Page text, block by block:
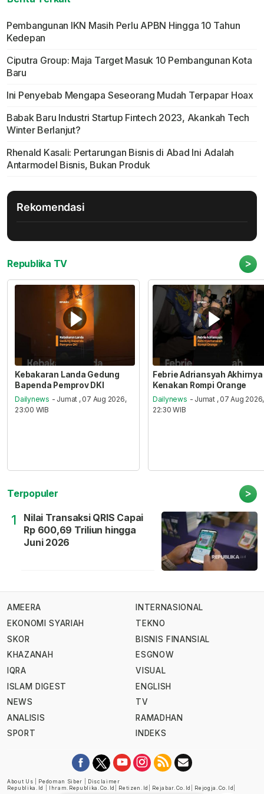
Pembangunan IKN Masih Perlu APBN Hingga 10 Tahun
Kedepan
Ciputra Group: Maja Target Masuk 10 Pembangunan Kota
Baru
Ini Penyebab Mengapa Seseorang Mudah Terpapar Hoax
Babak Baru Industri Startup Fintech 2023, Akankah Tech
Winter Berlanjut?
Rhenald Kasali: Pertarungan Bisnis di Abad Ini Adalah
Antarmodel Bisnis, Bukan Produk
Rekomendasi
Republika TV >
Kebakaran Landa Gedung
Bapenda Pemprov DKI
Dailynews - Jumat , 07 Aug 2026,
23:00 WIB
Febrie Adriansyah Akhirnya
Kenakan Rompi Orange
Dailynews - Jumat , 07 Aug 2026,
22:30 WIB
Terpopuler >
1
Nilai Transaksi QRIS Capai
Rp 600,69 Triliun hingga
Juni 2026
AMEERA
EKONOMI SYARIAH
SKOR
KHAZANAH
IQRA
ISLAM DIGEST
NEWS
ANALISIS
SPORT
INTERNASIONAL
TEKNO
BISNIS FINANSIAL
ESGNOW
VISUAL
ENGLISH
TV
RAMADHAN
INDEKS
About Us Pedoman Siber
Disclaimer
Republika.id
Ihram.republika.co.id Retizen.id Rejabar.co.id Rejogja.co.id